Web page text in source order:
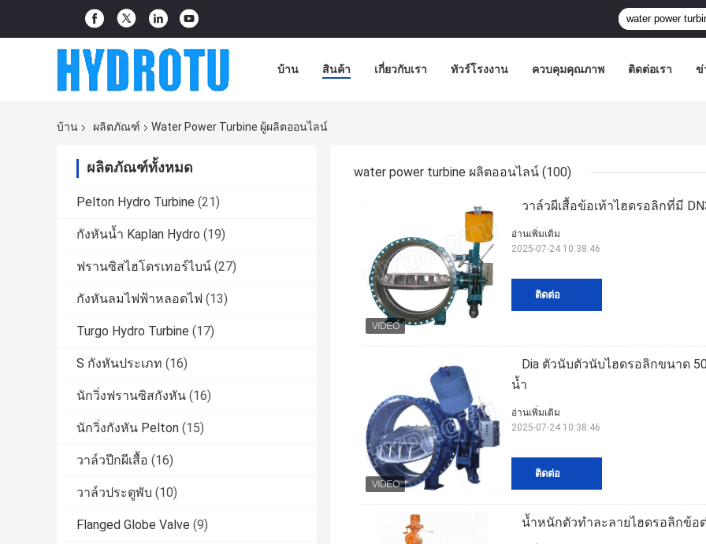
บ้าน สินค้า เกี่ยวกับเรา ทัวร์โรงงาน ควบคุมคุณภาพ ติดต่อเรา ข่
บ้าน ผลิตภัณฑ์ Water Power Turbine ผู้ผลิตออนไลน์
ผลิตภัณฑ์ทั้งหมด
Pelton Hydro Turbine (21)
กังหันน้ำ Kaplan Hydro (19)
ฟรานซิสไฮโดรเทอร์ไบน์ (27)
กังหันลมไฟฟ้าหลอดไฟ (13)
Turgo Hydro Turbine (17)
S กังหันประเภท (16)
นักวิ่งฟรานซิสกังหัน (16)
นักวิ่งกังหัน Pelton (15)
วาล์วปีกผีเสื้อ (16)
วาล์วประตูพับ (10)
Flanged Globe Valve (9)
water power turbine ผลิตออนไลน์ (100)
วาล์วผีเสื้อข้อเท้าไฮดรอลิกที่มี
ติดต่อ
อ่านเพิ่มเติม
2025-07-24 10:38:46
Dia ตัวนับตัวนับไฮดรอลิกขนาด
น้ำ
ติดต่อ
อ่านเพิ่มเติม
2025-07-24 10:38:46
น้ำหนักตัวทำละลายไฮดรอลิกข้อ